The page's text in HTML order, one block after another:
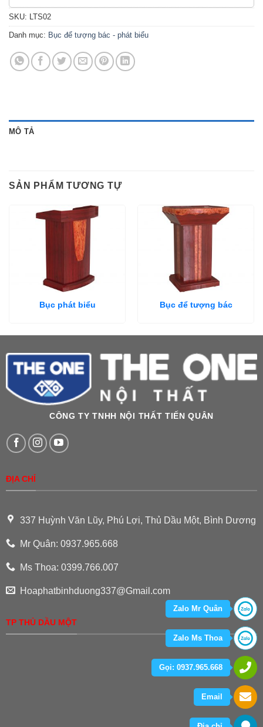
SKU: LTS02
Danh mục: Bục để tượng bác - phát biểu
MÔ TẢ
SẢN PHẨM TƯƠNG TỰ
Bục phát biểu Bục để tượng bác
CÔNG TY TNHH NỘI THẤT TIẾN QUÂN
ĐỊA CHỈ
337 Huỳnh Văn Lũy, Phú Lợi, Thủ Dầu Một, Bình Dương
Mr Quân: 0937.965.668
Ms Thoa: 0399.766.007
Hoaphatbinhduong337@Gmail.com
TP THỦ DẦU MỘT
Zalo Mr Quân
Zalo Ms Thoa
Gọi: 0937.965.668
Email